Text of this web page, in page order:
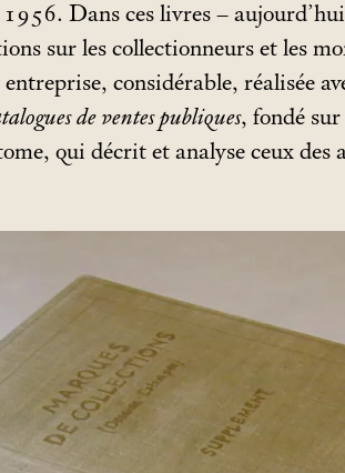
Dans ces livres –
sur les collectionneurs et les
considérable, réalisée
de ventes publiques, fondé
qui décrit et analyse ceux